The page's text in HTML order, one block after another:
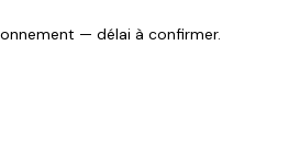
— délai à confirmer.